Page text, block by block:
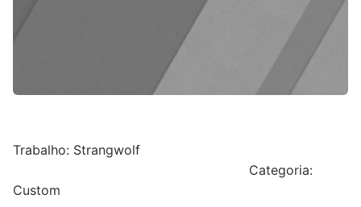
Trabalho: Strangwolf
Categoria:
Custom